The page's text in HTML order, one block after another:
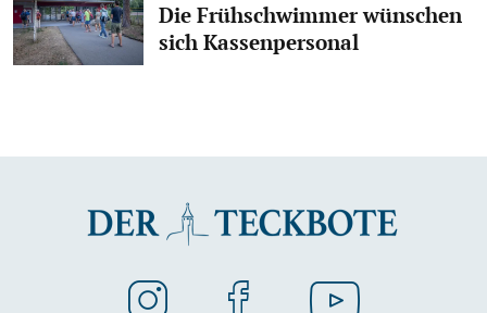
Die Frühschwimmer wünschen
sich Kassenpersonal